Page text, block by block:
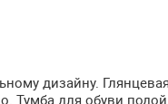
дизайну. Глянцевая
Тумба для обуви